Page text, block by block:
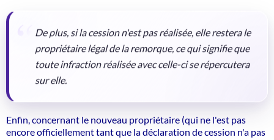
De plus, si la cession n'est pas réalisée, elle restera le
propriétaire légal de la remorque, ce qui signifie que
toute infraction réalisée avec celle-ci se répercutera
sur elle.
Enfin, concernant le nouveau propriétaire (qui ne l'est pas
encore officiellement tant que la déclaration de cession n'a pas